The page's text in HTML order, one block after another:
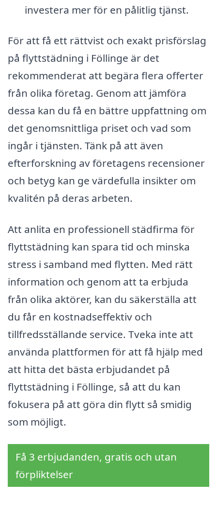
investera mer för en pålitlig tjänst.
För att få ett rättvist och exakt prisförslag
på flyttstädning i Föllinge är det
rekommenderat att begära flera offerter
från olika företag. Genom att jämföra
dessa kan du få en bättre uppfattning om
det genomsnittliga priset och vad som
ingår i tjänsten. Tänk på att även
efterforskning av företagens recensioner
och betyg kan ge värdefulla insikter om
kvalitén på deras arbeten.
Att anlita en professionell städfirma för
flyttstädning kan spara tid och minska
stress i samband med flytten. Med rätt
information och genom att ta erbjuda
från olika aktörer, kan du säkerställa att
du får en kostnadseffektiv och
tillfredsställande service. Tveka inte att
använda plattformen för att få hjälp med
att hitta det bästa erbjudandet på
flyttstädning i Föllinge, så att du kan
fokusera på att göra din flytt så smidig
som möjligt.
Få 3 erbjudanden, gratis och utan
förpliktelser